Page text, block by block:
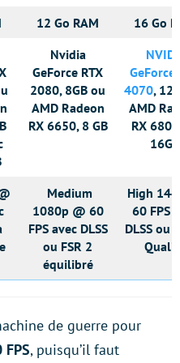
12 Go RAM
16 Go
Nvidia
GeForce RTX
2080, 8GB ou
AMD Radeon
RX 6650, 8 GB
GeForce
4070,
AMD
RX
16GB
Medium
1080p @ 60
FPS avec DLSS
ou FSR 2
équilibré
High
60 FPS
DLSS ou
de guerre pour
FPS, puisqu’il faut